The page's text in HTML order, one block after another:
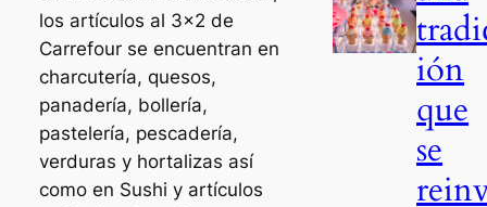
los artículos al 3×2 de
Carrefour se encuentran en
charcutería, quesos,
panadería, bollería,
pastelería, pescadería,
verduras y hortalizas así
como en Sushi y artículos
ión
que
se